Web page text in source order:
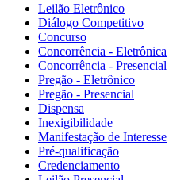
Leilão Eletrônico
Diálogo Competitivo
Concurso
Concorrência - Eletrônica
Concorrência - Presencial
Pregão - Eletrônico
Pregão - Presencial
Dispensa
Inexigibilidade
Manifestação de Interesse
Pré-qualificação
Credenciamento